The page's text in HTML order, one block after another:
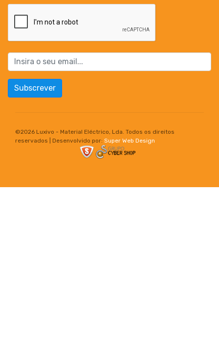
Subscrever
©2026 Luxivo - Material Eléctrico, Lda. Todos os direitos
reservados | Desenvolvido por: Super Web Design